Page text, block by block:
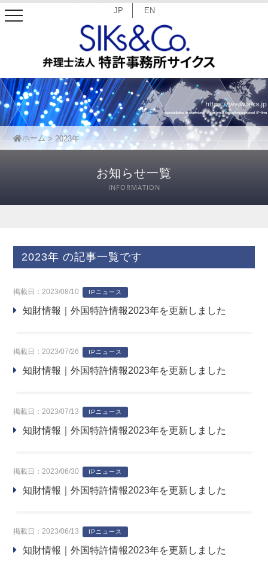
JP EN
toggle
ホーム 2023年
お知らせ一覧
INFORMATION
2023年 の記事一覧です
掲載日：2023/08/10 IPニュース
知財情報｜外国特許情報2023年を更新しました
掲載日：2023/07/26 IPニュース
知財情報｜外国特許情報2023年を更新しました
掲載日：2023/07/13 IPニュース
知財情報｜外国特許情報2023年を更新しました
掲載日：2023/06/30 IPニュース
知財情報｜外国特許情報2023年を更新しました
掲載日：2023/06/13 IPニュース
知財情報｜外国特許情報2023年を更新しました